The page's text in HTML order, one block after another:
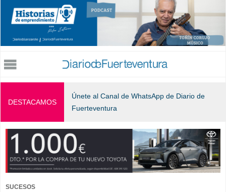
Jump to navigation
DESTACAMOS
Únete al Canal de WhatsApp de Diario de
Fuerteventura
SUCESOS